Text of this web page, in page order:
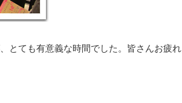
とても有意義な時間でした。皆さんお疲れ